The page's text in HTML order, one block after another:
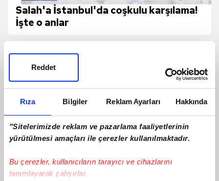
Rıza Bilgiler Reklam Ayarları Hakkında
"Sitelerimizde reklam ve pazarlama faaliyetlerinin
yürütülmesi amaçları ile çerezler kullanılmaktadır.
Bu çerezler, kullanıcıların tarayıcı ve cihazlarını
tanımlayarak çalışırlar.
Reddet
Salah'a İstanbul'da coşkulu karşılama!
İşte o anlar